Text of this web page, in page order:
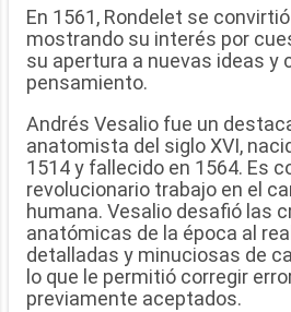
En 1561, Rondelet se
mostrando su interés por
su apertura a nuevas ideas y
pensamiento.
Andrés Vesalio fue un
anatomista del siglo XVI,
1514 y fallecido en 1564. Es
revolucionario trabajo en el
humana. Vesalio desafió las
anatómicas de la época al
detalladas y minuciosas de
lo que le permitió corregir
previamente aceptados.